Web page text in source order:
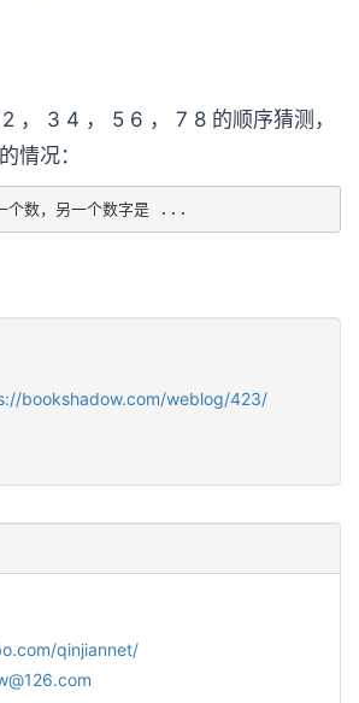
， 3 4 ， 5 6 ， 7 8 的顺序猜测，
情况：
个数，另一个数字是 ...
bookshadow.com/weblog/423/
qinjiannet/